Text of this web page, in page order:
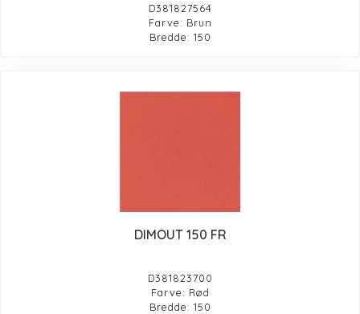
D381827564
Farve: Brun
Bredde: 150
DIMOUT 150 FR
D381823700
Farve: Rød
Bredde: 150